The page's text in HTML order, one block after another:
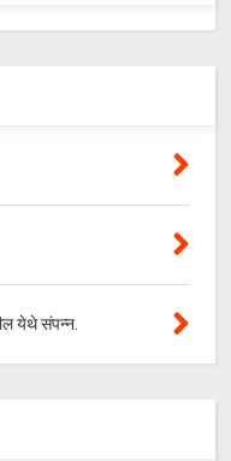
येथे संपन्न.